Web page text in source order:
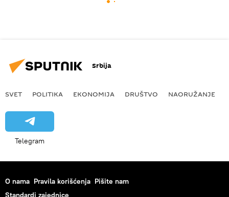
Srbija
SVET POLITIKA EKONOMIJA DRUŠTVO NAORUŽANJE
Telegram
O nama Pravila korišćenja Pišite nam
Standardi zajednice